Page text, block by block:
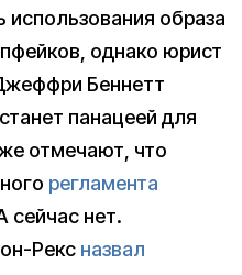
использования образа
однако юрист
Беннетт
панацеей для
отмечают, что
регламента
сейчас нет.
Рекс назвал